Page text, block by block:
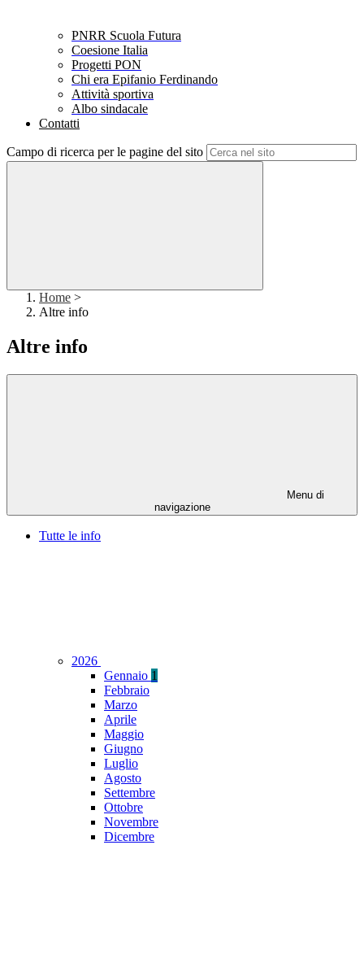
PNRR Scuola Futura
Coesione Italia
Progetti PON
Chi era Epifanio Ferdinando
Attività sportiva
Albo sindacale
Contatti
Campo di ricerca per le pagine del sito
Home >
Altre info
Altre info
Menu di
navigazione
Tutte le info
2026
Gennaio 1
Febbraio
Marzo
Aprile
Maggio
Giugno
Luglio
Agosto
Settembre
Ottobre
Novembre
Dicembre